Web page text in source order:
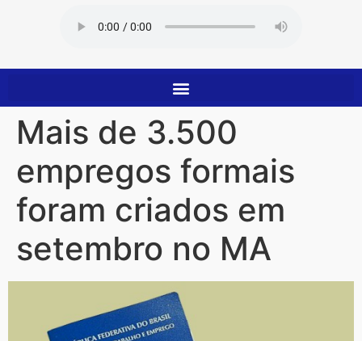
Mais de 3.500
empregos formais
foram criados em
setembro no MA